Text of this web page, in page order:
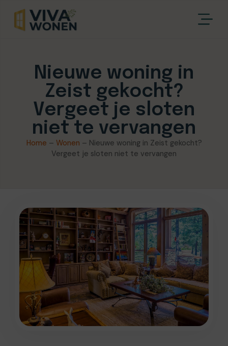
Nieuwe woning in
Zeist gekocht?
Vergeet je sloten
niet te vervangen
Home – Wonen – Nieuwe woning in Zeist gekocht?
Vergeet je sloten niet te vervangen